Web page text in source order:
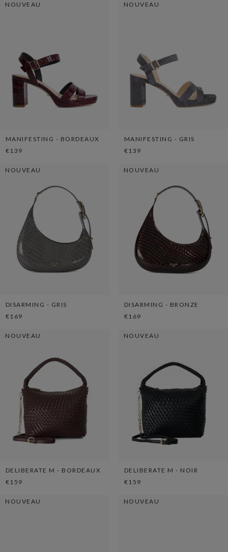
NOUVEAU
MANIFESTING - BORDEAUX
€139
NOUVEAU
MANIFESTING - GRIS
€139
NOUVEAU
DISARMING - GRIS
€169
NOUVEAU
DISARMING - BRONZE
€169
NOUVEAU
DELIBERATE M - BORDEAUX
€159
NOUVEAU
DELIBERATE M - NOIR
€159
NOUVEAU NOUVEAU